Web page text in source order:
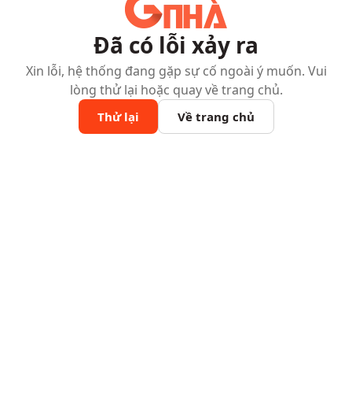
Đã có lỗi xảy ra
Xin lỗi, hệ thống đang gặp sự cố ngoài ý muốn. Vui
lòng thử lại hoặc quay về trang chủ.
Thử lại Về trang chủ